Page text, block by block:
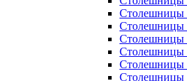
Столешницы
Столешницы
Столешницы
Столешницы
Столешницы
Столешницы